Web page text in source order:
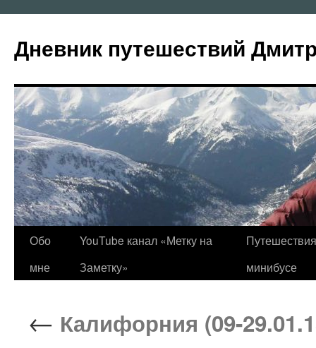
содержимому
Дневник путешествий
Обо
мне
YouTube канал «Метку на
Заметку»
минибусе
← Калифорния (09-